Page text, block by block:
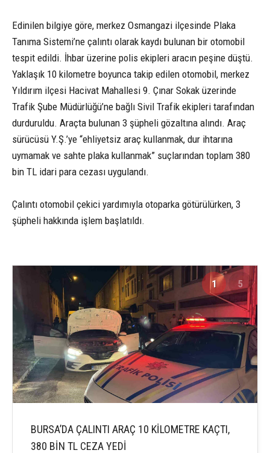
Edinilen bilgiye göre, merkez Osmangazi ilçesinde Plaka
Tanıma Sistemi’ne çalıntı olarak kaydı bulunan bir otomobil
tespit edildi. İhbar üzerine polis ekipleri aracın peşine düştü.
Yaklaşık 10 kilometre boyunca takip edilen otomobil, merkez
Yıldırım ilçesi Hacivat Mahallesi 9. Çınar Sokak üzerinde
Trafik Şube Müdürlüğü’ne bağlı Sivil Trafik ekipleri tarafından
durduruldu. Araçta bulunan 3 şüpheli gözaltına alındı. Araç
sürücüsü Y.Ş.’ye “ehliyetsiz araç kullanmak, dur ihtarına
uymamak ve sahte plaka kullanmak” suçlarından toplam 380
bin TL idari para cezası uygulandı.
Çalıntı otomobil çekici yardımıyla otoparka götürülürken, 3
şüpheli hakkında işlem başlatıldı.
1 5
BURSA’DA ÇALINTI ARAÇ 10 KİLOMETRE KAÇTI,
380 BİN TL CEZA YEDİ